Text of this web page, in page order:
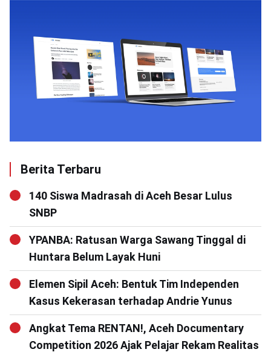
Berita Terbaru
140 Siswa Madrasah di Aceh Besar Lulus
SNBP
YPANBA: Ratusan Warga Sawang Tinggal di
Huntara Belum Layak Huni
Elemen Sipil Aceh: Bentuk Tim Independen
Kasus Kekerasan terhadap Andrie Yunus
Angkat Tema RENTAN!, Aceh Documentary
Competition 2026 Ajak Pelajar Rekam Realitas